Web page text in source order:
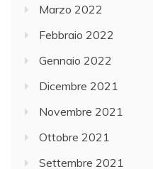
Marzo 2022
Febbraio 2022
Gennaio 2022
Dicembre 2021
Novembre 2021
Ottobre 2021
Settembre 2021